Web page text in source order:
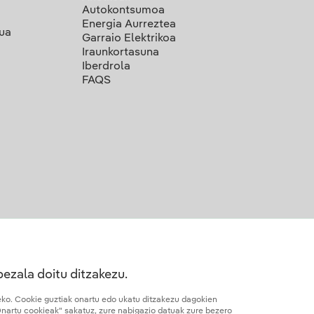
Autokontsumoa
Energia Aurreztea
Garraio Elektrikoa
Iraunkortasuna
Iberdrola
FAQS
doitu ditzakezu.
Cookie guztiak onartu edo ukatu ditzakezu dagokien
cookieak" sakatuz, zure nabigazio datuak zure bezero